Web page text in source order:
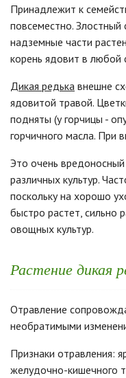
Принадлежит к
повсеместно. Злостный
надземные части
корень ядовит в любой
Дикая редька внешне
ядовитой травой.
подняты (у горчицы -
горчичного масла. При
Это очень
различных культур.
поскольку на хорошо
быстро растет, сильно
овощных культур.
Растение дикая
Отравление
необратимыми
Признаки отравления:
желудочно-кишечного